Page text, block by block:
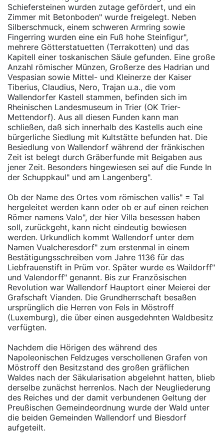
Schiefersteinen wurden zutage gefördert, und ein
Zimmer mit Betonboden" wurde freigelegt. Neben
Silberschmuck, einem schweren Armring sowie
Fingerring wurden eine ein Fuß hohe Steinfigur",
mehrere Götterstatuetten (Terrakotten) und das
Kapitell einer toskanischen Säule gefunden. Eine große
Anzahl römischer Münzen, Großerze des Hadrian und
Vespasian sowie Mittel- und Kleinerze der Kaiser
Tiberius, Claudius, Nero, Trajan u.a., die vom
Wallendorfer Kastell stammen, befinden sich im
Rheinischen Landesmuseum in Trier (OK Trier-
Mettendorf). Aus all diesen Funden kann man
schließen, daß sich innerhalb des Kastells auch eine
bürgerliche Siedlung mit Kultstätte befunden hat. Die
Besiedlung von Wallendorf während der fränkischen
Zeit ist belegt durch Gräberfunde mit Beigaben aus
jener Zeit. Besonders hingewiesen sei auf die Funde In
der Schuppkaul" und am Langenberg".
Ob der Name des Ortes vom römischen vallis" = Tal
hergeleitet werden kann oder ob er auf einen reichen
Römer namens Valo", der hier Villa besessen haben
soll, zurückgeht, kann nicht eindeutig bewiesen
werden. Urkundlich kommt Wallendorf unter dem
Namen Vualcheresdorf" zum erstenmal in einem
Bestätigungsschreiben vom Jahre 1136 für das
Liebfrauenstift in Prüm vor. Später wurde es Waildorff"
und Valendorff" genannt. Bis zur Französischen
Revolution war Wallendorf Hauptort einer Meierei der
Grafschaft Vianden. Die Grundherrschaft besaßen
ursprünglich die Herren von Fels in Möstroff
(Luxemburg), die über einen ausgedehnten Waldbesitz
verfügten.
Nachdem die Hörigen des während des
Napoleonischen Feldzuges verschollenen Grafen von
Möstroff den Besitzstand des großen gräflichen
Waldes nach der Säkularisation abgelehnt hatten, blieb
derselbe zunächst herrenlos. Nach der Neugliederung
des Reiches und der damit verbundenen Geltung der
Preußischen Gemeindeordnung wurde der Wald unter
die beiden Gemeinden Wallendorf und Biesdorf
aufgeteilt.